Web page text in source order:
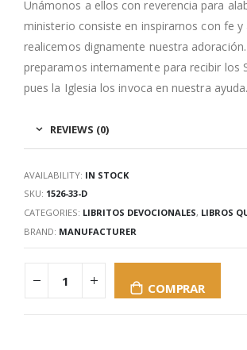
Unámonos a ellos con reverencia para
ministerio consiste en inspirarnos con fe y
realicemos dignamente nuestra
preparamos internamente para recibir los
pues la Iglesia los invoca en nuestra ayuda.
REVIEWS (0)
AVAILABILITY: IN STOCK
SKU: 1526-33-D
CATEGORIES: LIBRITOS DEVOCIONALES, LIBROS
BRAND: MANUFACTURER
COMPRAR